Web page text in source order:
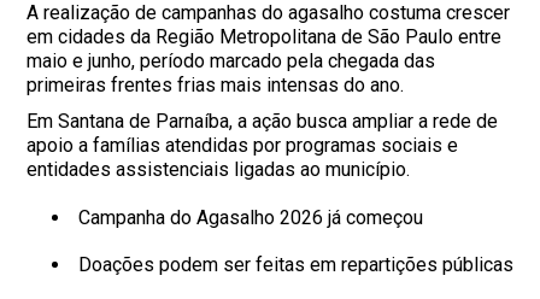
A realização de campanhas do agasalho costuma crescer
em cidades da Região Metropolitana de São Paulo entre
maio e junho, período marcado pela chegada das
primeiras frentes frias mais intensas do ano.
Em Santana de Parnaíba, a ação busca ampliar a rede de
apoio a famílias atendidas por programas sociais e
entidades assistenciais ligadas ao município.
Campanha do Agasalho 2026 já começou
Doações podem ser feitas em repartições públicas